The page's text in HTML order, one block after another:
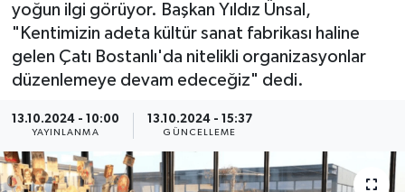
yoğun ilgi görüyor. Başkan Yıldız Ünsal,
"Kentimizin adeta kültür sanat fabrikası haline
gelen Çatı Bostanlı'da nitelikli organizasyonlar
düzenlemeye devam edeceğiz" dedi.
13.10.2024 - 10:00
YAYINLANMA
13.10.2024 - 15:37
GÜNCELLEME
Kültür Sanat
Resmi Reklam
Röportajlar